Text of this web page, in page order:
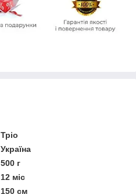
Тріо
Україна
500 г
12 міс
150 см